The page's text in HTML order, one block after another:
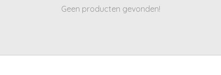
Geen producten gevonden!